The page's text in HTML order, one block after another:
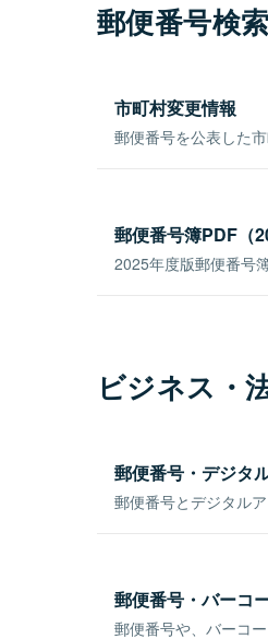
郵便番号検
市町村変更情報
郵便番号を公表した
郵便番号簿PDF（
2025年度版郵便番号
ビジネス・
郵便番号・デジタ
郵便番号とデジタル
郵便番号・バーコ
郵便番号や、バーコ